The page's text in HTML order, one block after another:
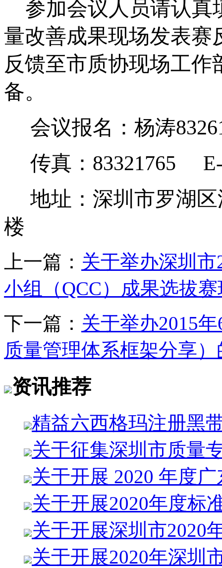
参加会议人员请认真
量改善成果现场发表赛
反馈至市质协现场工
备。
会议报名：杨涛
传真： 83321765
地址：深圳市罗湖
楼
上一篇： 关于举办深圳市
小组（QCC）成果选拔
下一篇： 关于举办2015
质量管理体系框架分享
资讯推荐
精益六西格玛注册黑
关于征集深圳市质量
关于开展 2020 年度
关于开展2020年度标
关于开展深圳市2020
关于开展2020年深圳